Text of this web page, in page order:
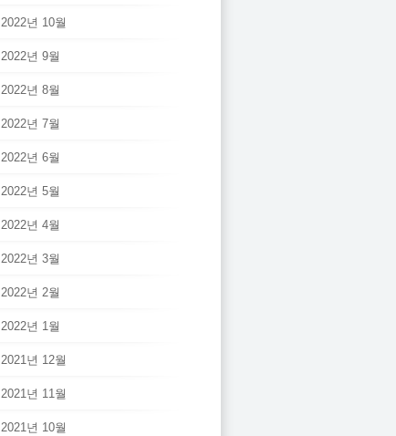
2022년 10월
2022년 9월
2022년 8월
2022년 7월
2022년 6월
2022년 5월
2022년 4월
2022년 3월
2022년 2월
2022년 1월
2021년 12월
2021년 11월
2021년 10월